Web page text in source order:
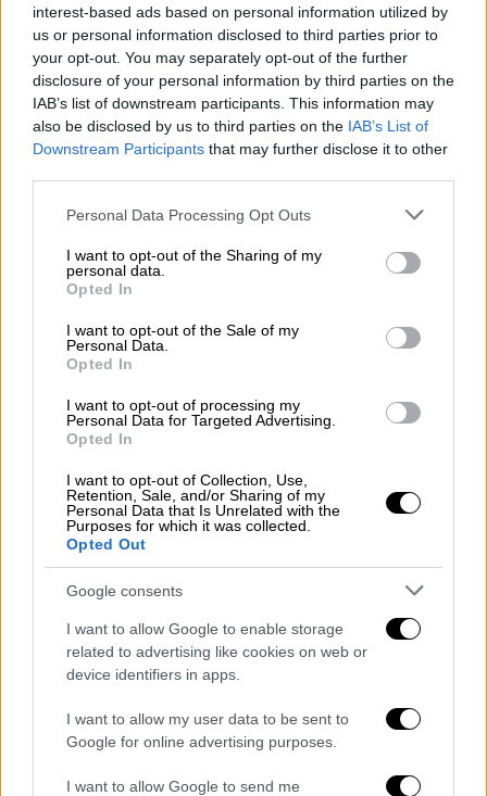
interest-based ads based on personal information utilized by
us or personal information disclosed to third parties prior to
your opt-out. You may separately opt-out of the further
disclosure of your personal information by third parties on the
IAB’s list of downstream participants. This information may
also be disclosed by us to third parties on the IAB’s List of
Downstream Participants that may further disclose it to other
Please note that this website/app uses one or more Google
not limited to your visit or usage behaviour. You may click to
grant or deny consent to Google and its third-party tags to
use your data for below specified purposes in below Google
consent section.
Personal Data Processing Opt Outs
I want to opt-out of the Sharing of my
personal data.
Opted In
I want to opt-out of the Sale of my
Personal Data.
Opted In
I want to opt-out of processing my
Personal Data for Targeted Advertising.
Opted In
I want to opt-out of Collection, Use,
Retention, Sale, and/or Sharing of my
Personal Data that Is Unrelated with the
Purposes for which it was collected.
Opted Out
Google consents
I want to allow Google to enable storage
related to advertising like cookies on web or
device identifiers in apps.
I want to allow my user data to be sent to
Google for online advertising purposes.
I want to allow Google to send me
Προηγούμενοι αποδέκτες του βραβείου
ήταν μεταξύ άλλων οι Τζέιμς Κάμερον, Κέιτ
Μπλάνσετ, Νικόλ Κίντμαν και Κρίστοφερ
Νόλαν
Κόσμος|18.10.2024 22:45
ΗΠΑ: Μπαράκ και η Μισέλ Ομπάμα
στηρίζουν την Κάμαλα Χάρις - Θα
συμμετάσχουν σε προεκλογικές της
εκδηλώσεις
Στη «μάχη» των εκλογών ο πρώην πρόεδρος
των ΗΠΑ Ομπάμα και η σύζυγός του Μισέλ